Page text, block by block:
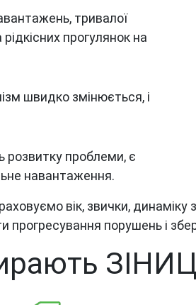
тривалої
прогулянок на
швидко змінюється, і
проблеми, є
навантаження.
вік, звички, динаміку
порушень і